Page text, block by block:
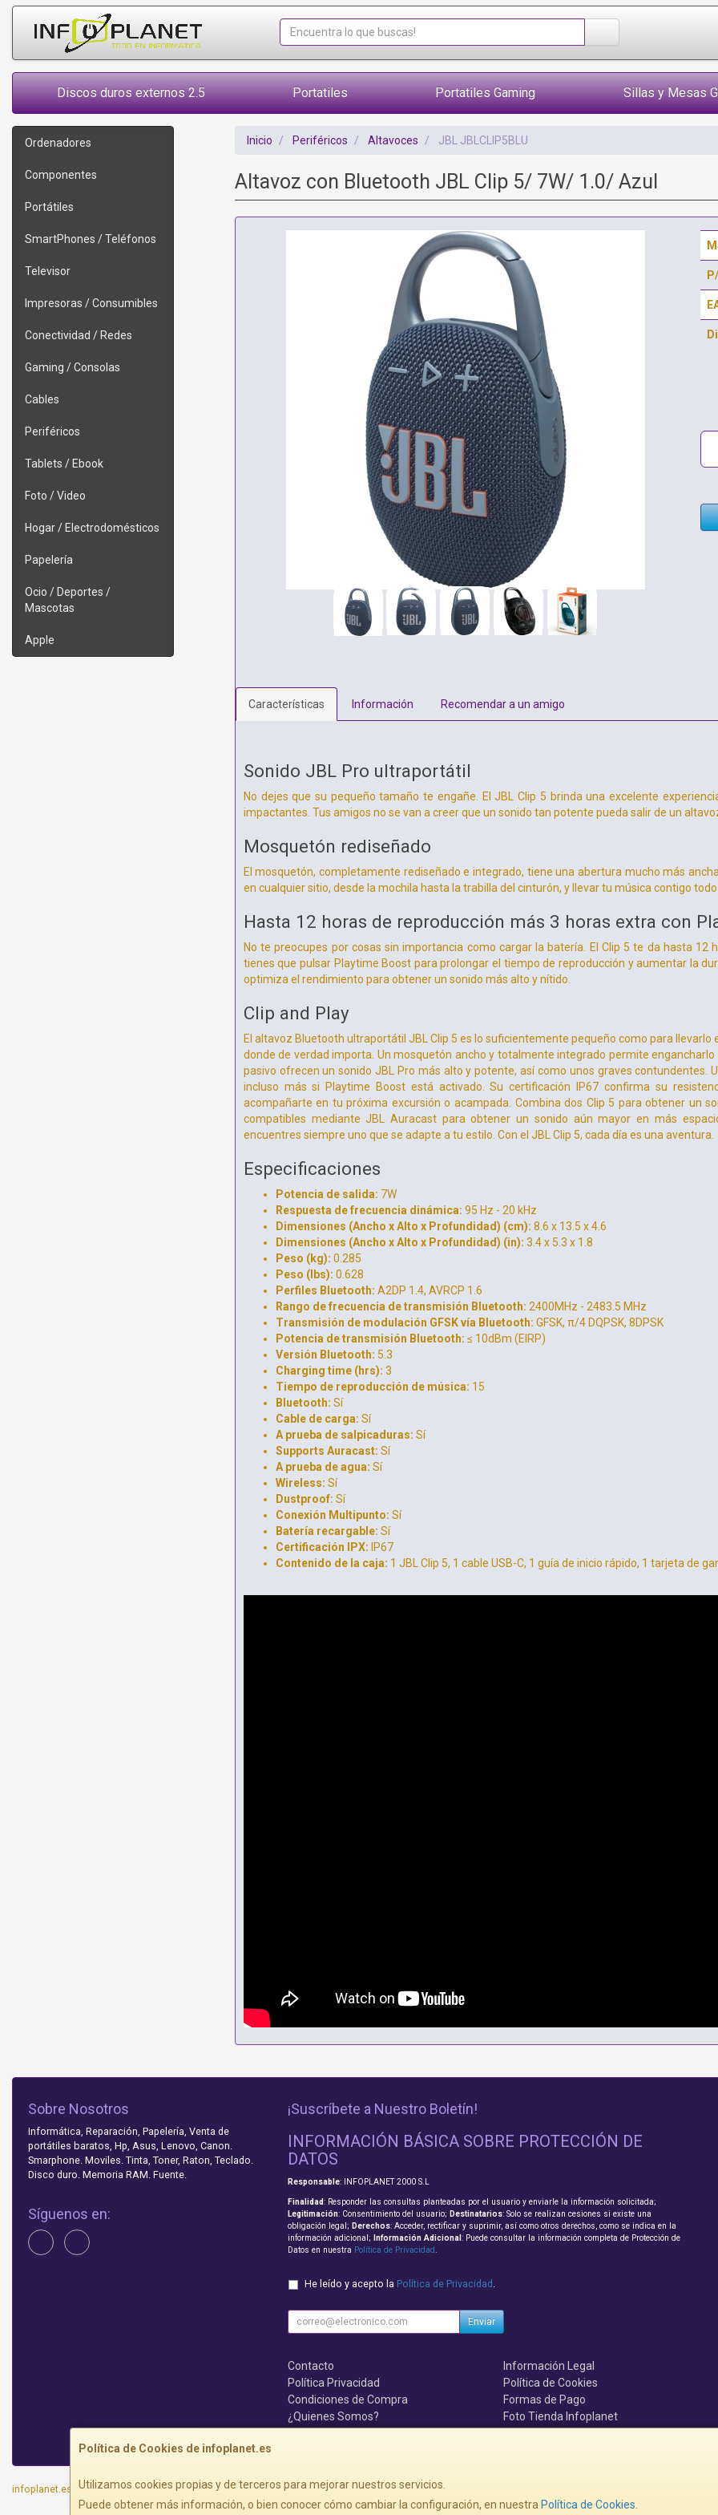
Discos duros externos 2.5 Portatiles Portatiles Gaming Sillas y Mesas
Ordenadores
Componentes
Portátiles
SmartPhones / Teléfonos
Televisor
Impresoras / Consumibles
Conectividad / Redes
Gaming / Consolas
Cables
Periféricos
Tablets / Ebook
Foto / Video
Hogar / Electrodomésticos
Papelería
Ocio / Deportes /
Mascotas
Apple
Inicio Periféricos Altavoces JBL JBLCLIP5BLU
Altavoz con Bluetooth JBL Clip 5/ 7W/ 1.0/ Azul
Características Información Recomendar a un amigo
Sonido JBL Pro ultraportátil
No dejes que su pequeño tamaño te engañe. El JBL Clip 5 brinda una excelente
impactantes. Tus amigos no se van a creer que un sonido tan potente pueda salir de un
Mosquetón rediseñado
El mosquetón, completamente rediseñado e integrado, tiene una abertura mucho más
en cualquier sitio, desde la mochila hasta la trabilla del cinturón, y llevar tu música contigo
Hasta 12 horas de reproducción más 3 horas extra con
No te preocupes por cosas sin importancia como cargar la batería. El Clip 5 te da hasta 12
tienes que pulsar Playtime Boost para prolongar el tiempo de reproducción y aumentar la
optimiza el rendimiento para obtener un sonido más alto y nítido.
Clip and Play
El altavoz Bluetooth ultraportátil JBL Clip 5 es lo suficientemente pequeño como para
donde de verdad importa. Un mosquetón ancho y totalmente integrado permite
pasivo ofrecen un sonido JBL Pro más alto y potente, así como unos graves contundentes.
incluso más si Playtime Boost está activado. Su certificación IP67 confirma su
acompañarte en tu próxima excursión o acampada. Combina dos Clip 5 para obtener un
compatibles mediante JBL Auracast para obtener un sonido aún mayor en más
encuentres siempre uno que se adapte a tu estilo. Con el JBL Clip 5, cada día es una aventura.
Especificaciones
Potencia de salida: 7W
Respuesta de frecuencia dinámica: 95 Hz - 20 kHz
Dimensiones (Ancho x Alto x Profundidad) (cm): 8.6 x 13.5 x 4.6
Dimensiones (Ancho x Alto x Profundidad) (in): 3.4 x 5.3 x 1.8
Peso (kg): 0.285
Peso (lbs): 0.628
Perfiles Bluetooth: A2DP 1.4, AVRCP 1.6
Rango de frecuencia de transmisión Bluetooth: 2400MHz - 2483.5 MHz
Transmisión de modulación GFSK vía Bluetooth: GFSK, π/4 DQPSK, 8DPSK
Potencia de transmisión Bluetooth: ≤ 10dBm (EIRP)
Versión Bluetooth: 5.3
Charging time (hrs): 3
Tiempo de reproducción de música: 15
Bluetooth: Sí
Cable de carga: Sí
A prueba de salpicaduras: Sí
Supports Auracast: Sí
A prueba de agua: Sí
Wireless: Sí
Dustproof: Sí
Conexión Multipunto: Sí
Batería recargable: Sí
Certificación IPX: IP67
Contenido de la caja: 1 JBL Clip 5, 1 cable USB-C, 1 guía de inicio rápido, 1 tarjeta de
Política de Cookies de infoplanet.es
Utilizamos cookies propias y de terceros para mejorar nuestros servicios.
Puede obtener más información, o bien conocer cómo cambiar la configuración, en nuestra Política de Cookies
Sobre Nosotros
Informática, Reparación, Papelería, Venta de
portátiles baratos, Hp, Asus, Lenovo, Canon.
Smarphone. Moviles. Tinta, Toner, Raton, Teclado.
Disco duro. Memoria RAM. Fuente.
Síguenos en:
¡Suscríbete a Nuestro Boletín!
INFORMACIÓN BÁSICA SOBRE PROTECCIÓN DE
DATOS
Responsable: INFOPLANET 2000 S.L
Finalidad: Responder las consultas planteadas por el usuario y enviarle la información solicitada;
Legitimación: Consentimiento del usuario; Destinatarios: Solo se realizan cesiones si existe una
obligación legal; Derechos: Acceder, rectificar y suprimir, así como otros derechos, como se indica en la
información adicional;
Información Adicional : Puede consultar la información completa de Protección de
Datos en nuestra Política de Privacidad
He leído y acepto la Política de Privacidad
Enviar
Contacto
Información Legal
Política Privacidad
Política de Cookies
Condiciones de Compra
Formas de Pago
¿Quienes Somos?
Foto Tienda Infoplanet
Que no te lo cuenten, se el primero!!!
infoplanet.es © 2026
, , , , España. - C.I.F.: B95075172 - Tfno: